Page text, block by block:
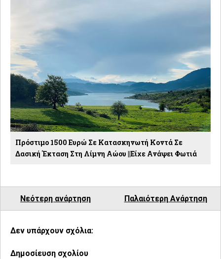
Πρόστιμο 1500 Ευρώ Σε Κατασκηνωτή Κοντά Σε
Δασική Έκταση Στη Λίμνη Αώου ||Είχε Ανάψει Φωτιά
Νεότερη ανάρτηση Παλαιότερη Ανάρτηση
Δεν υπάρχουν σχόλια:
Δημοσίευση σχολίου